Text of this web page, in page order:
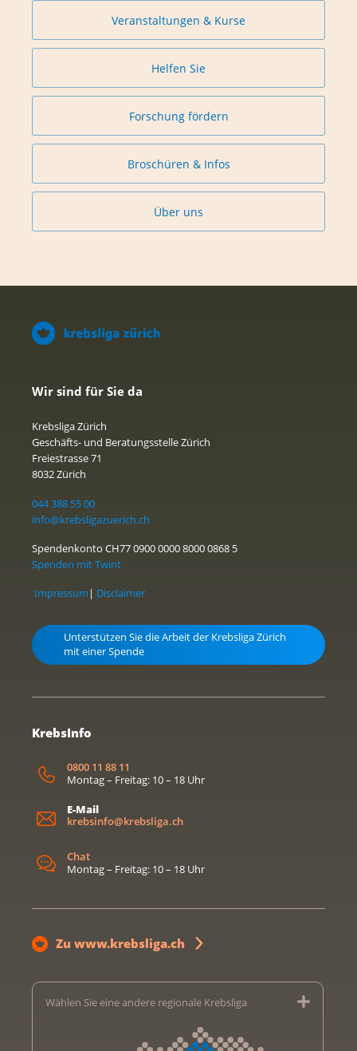
Veranstaltungen & Kurse
Helfen Sie
Forschung fördern
Broschüren & Infos
Über uns
Wir sind für Sie da
Krebsliga Zürich
Geschäfts- und Beratungsstelle Zürich
Freiestrasse 71
8032 Zürich
044 388 55 00
info@krebsligazuerich.ch
Spendenkonto CH77 0900 0000 8000 0868 5
Spenden mit Twint
Impressum | Disclaimer
Unterstützen Sie die Arbeit der Krebsliga Zürich
mit einer Spende
KrebsInfo
0800 11 88 11
Montag – Freitag: 10 – 18 Uhr
E-Mail
krebsinfo@krebsliga.ch
Chat
Montag – Freitag: 10 – 18 Uhr
Zu www.krebsliga.ch
Wählen Sie eine andere regionale Krebsliga